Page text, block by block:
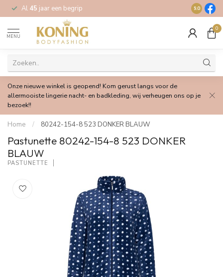
Al 45 jaar een begrip Gratis
9.0
MENU
0
Onze nieuwe winkel is geopend! Kom gerust langs voor de
allermooiste lingerie nacht- en badkleding, wij verheugen ons op je
bezoek!!
Home / 80242-154-8 523 DONKER BLAUW
Pastunette 80242-154-8 523 DONKER
BLAUW
PASTUNETTE